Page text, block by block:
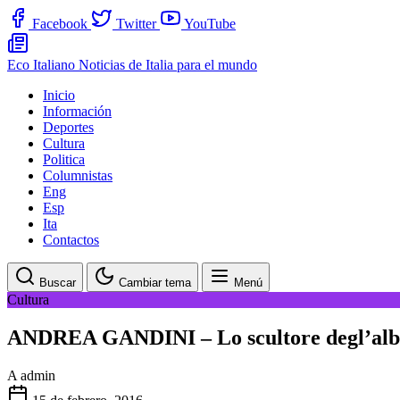
Facebook Twitter YouTube
Eco Italiano Noticias de Italia para el mundo
Inicio
Información
Deportes
Cultura
Politica
Columnistas
Eng
Esp
Ita
Contactos
Buscar Cambiar tema Menú
Cultura
ANDREA GANDINI – Lo scultore
A admin